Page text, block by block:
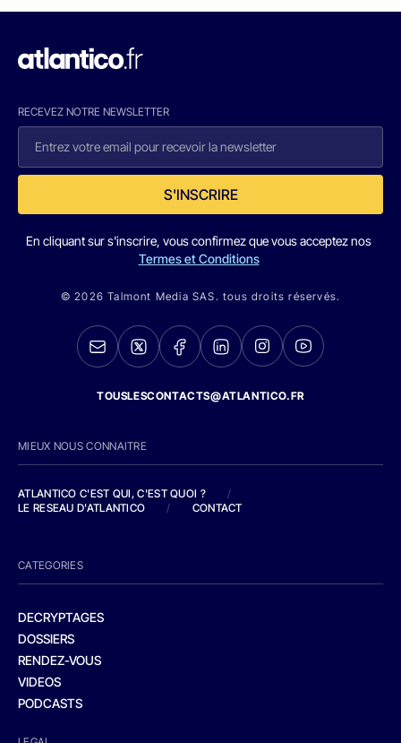
RECEVEZ NOTRE NEWSLETTER
S'INSCRIRE
En cliquant sur s'inscrire, vous confirmez que vous acceptez nos
Termes et Conditions
© 2026 Talmont Media SAS. tous droits réservés.
TOUSLESCONTACTS@ATLANTICO.FR
MIEUX NOUS CONNAITRE
ATLANTICO C'EST QUI, C'EST QUOI ?
/
LE RESEAU D'ATLANTICO
/ CONTACT
CATEGORIES
DECRYPTAGES
DOSSIERS
RENDEZ-VOUS
VIDEOS
PODCASTS